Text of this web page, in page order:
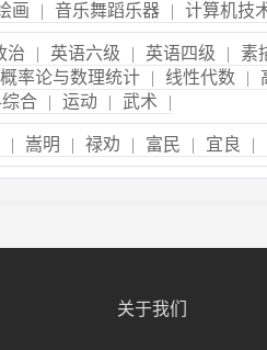
画 | 音乐舞蹈乐器 | 计算机技
治 | 英语六级 | 英语四级 | 素
概率论与数理统计 | 线性代数 |
合 | 运动 | 武术 |
| 嵩明 | 禄劝 | 富民 | 宜良 |
关于我们